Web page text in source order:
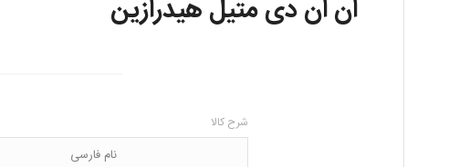
ان ان دی متیل هیدرازین
شرح کالا
نام فارسی